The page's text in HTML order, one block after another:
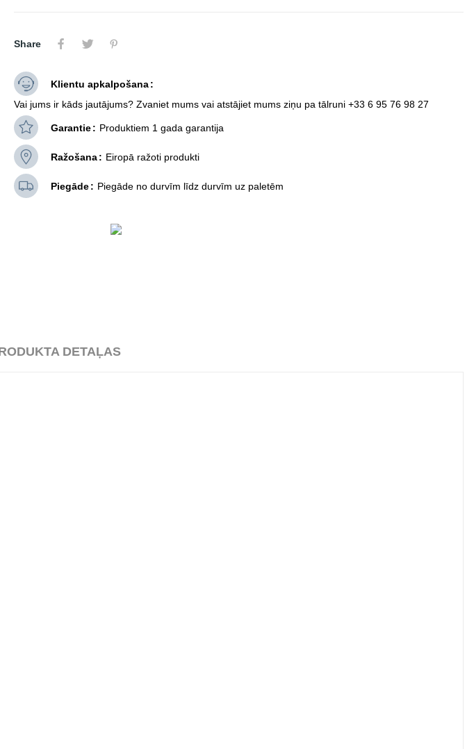
Share
Klientu apkalpošana
Vai jums ir kāds jautājums? Zvaniet mums vai atstājiet mums ziņu pa tālruni +33 6 95 76 98 27
Garantie Produktiem 1 gada garantija
Ražošana Eiropā ražoti produkti
Piegāde Piegāde no durvīm līdz durvīm uz paletēm
DETAĻAS